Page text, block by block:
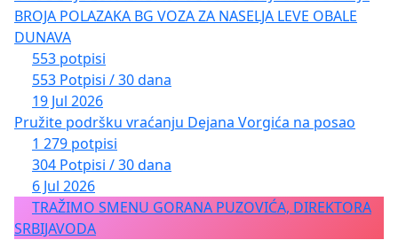
BROJA POLAZAKA BG VOZA ZA NASELJA LEVE OBALE
DUNAVA
553 potpisi
553 Potpisi / 30 dana
19 Jul 2026
Pružite podršku vraćanju Dejana Vorgića na posao
1 279 potpisi
304 Potpisi / 30 dana
6 Jul 2026
TRAŽIMO SMENU GORANA PUZOVIĆA, DIREKTORA
SRBIJAVODA